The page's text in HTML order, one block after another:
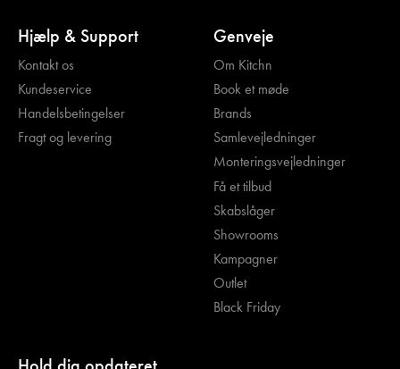
Hjælp & Support
Kontakt os
Kundeservice
Handelsbetingelser
Fragt og levering
Genveje
Om Kitchn
Book et møde
Brands
Samlevejledninger
Monteringsvejledninger
Få et tilbud
Skabslåger
Showrooms
Kampagner
Outlet
Black Friday